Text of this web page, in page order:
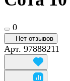
0
Нет отзывов
Арт. 97888211